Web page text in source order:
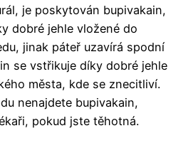
je poskytován bupivakain,
dobré jehle vložené do
jinak páteř uzavírá spodní
se vstřikuje díky dobré jehle
města, kde se znecitliví.
nenajdete bupivakain,
pokud jste těhotná.